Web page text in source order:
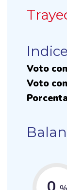
Voto
Voto